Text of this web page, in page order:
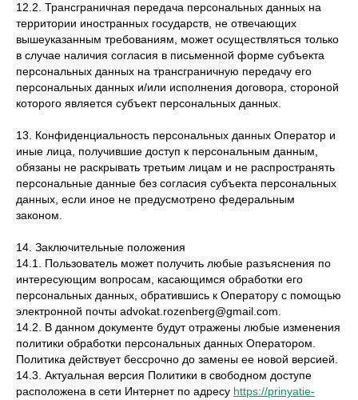
12.2. Трансграничная передача персональных данных на
территории иностранных государств, не отвечающих
вышеуказанным требованиям, может осуществляться только
в случае наличия согласия в письменной форме субъекта
персональных данных на трансграничную передачу его
персональных данных и/или исполнения договора, стороной
которого является субъект персональных данных.
13. Конфиденциальность персональных данных Оператор и
иные лица, получившие доступ к персональным данным,
обязаны не раскрывать третьим лицам и не распространять
персональные данные без согласия субъекта персональных
данных, если иное не предусмотрено федеральным
законом.
14. Заключительные положения
14.1. Пользователь может получить любые разъяснения по
интересующим вопросам, касающимся обработки его
персональных данных, обратившись к Оператору с помощью
электронной почты advokat.rozenberg@gmail.com.
14.2. В данном документе будут отражены любые изменения
политики обработки персональных данных Оператором.
Политика действует бессрочно до замены ее новой версией.
14.3. Актуальная версия Политики в свободном доступе
расположена в сети Интернет по адресу https://prinyatie-